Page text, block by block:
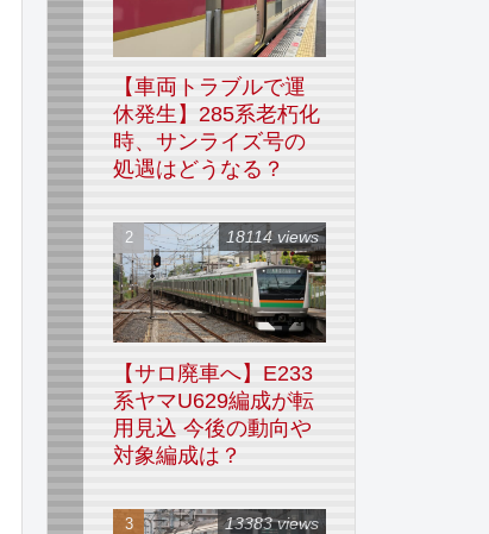
【車両トラブルで運
休発生】285系老朽化
時、サンライズ号の
処遇はどうなる？
【サロ廃車へ】E233
系ヤマU629編成が転
用見込 今後の動向や
対象編成は？
18114 views
13383 views